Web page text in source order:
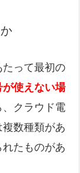
って最初の
使えない場
、クラウド電
数種類があ
たものがあ